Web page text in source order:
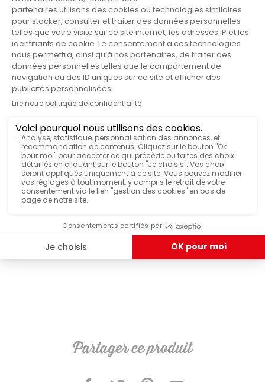
STYLE Allemand
UTILISABLE DANS LAVE-VAISSELLE
VOIR PLUS DE CARACTÉRISTIQUES
ILS ONT TESTÉ & APPRÉCIÉ
Théière en porcelaine "NORI" 0.6L
Partager ce produit